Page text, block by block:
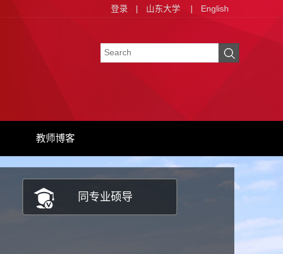
登录 | 山东大学 | English
教师博客
同专业硕导